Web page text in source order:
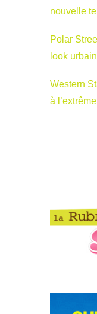
nouvelle
Polar
look
Western
à